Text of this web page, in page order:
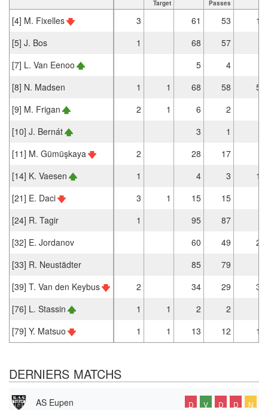
Target Passes
[4] M. Fixelles 3 61 53
1
[5] J. Bos
1 68
57
[7] L. Van Eenoo
5
4
[8] N. Madsen
1 1 68 58
5
[9] M. Frigan
2 1 6
2
[10] J. Bernát
3
1
[11] M. Gümüşkaya
2 28
17
[14] K. Vaesen
1 4 3
1
[21] E. Daci
3 1 15
15
[24] R. Tagir
1 95
87
[32] E. Jordanov
60 49
2
[33] R. Neustädter
85
79
[39] T. Van den Keybus
2 34 29
3
[76] L. Stassin
1 1 2
2
[79] Y. Matsuo
1 1 13 12 1
DERNIERS MATCHS
AS Eupen D V D D N